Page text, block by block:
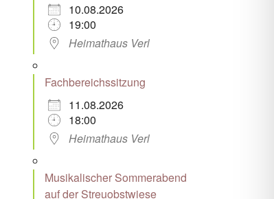
10.08.2026
19:00
Heimathaus Verl
Fachbereichssitzung
11.08.2026
18:00
Heimathaus Verl
Musikalischer Sommerabend
auf der Streuobstwiese